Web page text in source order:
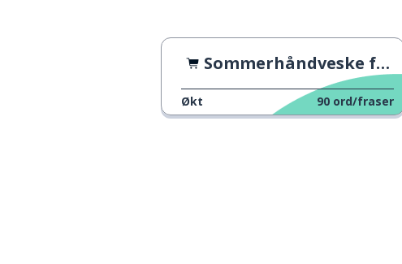
Sommerhåndveske fra Primark
Økt 90 ord/fraser